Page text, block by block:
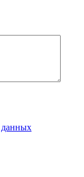
данных